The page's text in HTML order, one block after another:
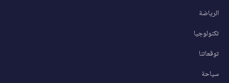
الرياضة
تكنولوجيا
توقعاتنا
سياحة